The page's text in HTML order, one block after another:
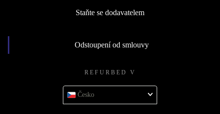
Staňte se dodavatelem
Odstoupení od smlouvy
REFURBED V
Česko